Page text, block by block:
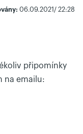
06.09.2021/ 22:28
připomínky
na emailu: